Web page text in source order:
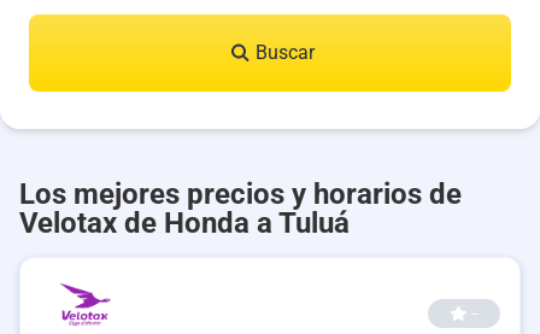
Buscar
Los mejores precios y horarios de
Velotax de Honda a Tuluá
--